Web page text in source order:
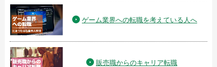
ゲーム業界への転職を考えている人へ
販売職からのキャリア転職